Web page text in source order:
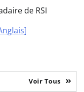
de RSI
Voir Tous